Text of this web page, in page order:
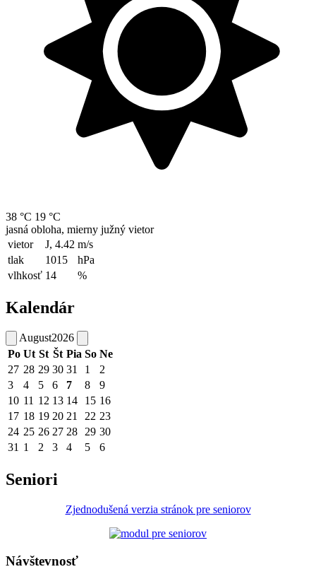
38 °C 19 °C
jasná obloha, mierny južný vietor
vietor
J, 4.42 m/s
tlak
1015
hPa
vlhkosť 14 %
Kalendár
August2026
Po Ut St Št Pia So Ne
27 28 29 30 31 1
2
3
4 5 6 7 8
9
10 11 12 13 14 15 16
17 18 19 20 21 22 23
24 25 26 27 28 29 30
31 1 2 3 4 5 6
Seniori
Zjednodušená verzia stránok pre seniorov
Návštevnosť